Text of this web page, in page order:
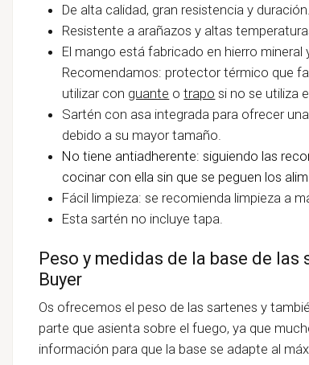
De alta calidad, gran resistencia y duración.
Resistente a arañazos y altas
El mango está fabricado en hierro
Recomendamos: protector térmico que
utilizar con guante otrapo si no se utiliza
Sartén con asa integrada para ofrecer
debido a su mayor tamaño.
No tiene antiadherente: siguiendo las
cocinar con ella sin que se peguen los
Fácil limpieza: se recomienda limpieza a
Esta sartén no incluye tapa.
Peso y medidas de la base de las
Buyer
Os ofrecemos el peso de las sartenes y
parte que asienta sobre el fuego, ya que
información para que la base se adapte al